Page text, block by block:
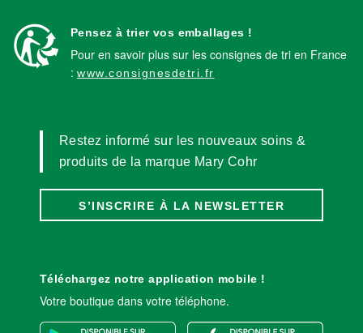
Pensez à trier vos emballages !
Pour en savoir plus sur les consignes de tri en France
: www.consignesdetri.fr
Restez informé sur les nouveaux soins &
produits de la marque Mary Cohr
S’INSCRIRE À LA NEWSLETTER
Téléchargez notre application mobile !
Votre boutique dans votre téléphone.